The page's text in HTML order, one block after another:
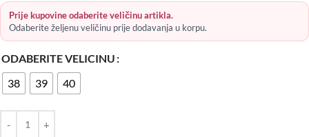
Prije kupovine odaberite veličinu artikla.
Odaberite željenu veličinu prije dodavanja u korpu.
ODABERITE VELICINU
38
39 40